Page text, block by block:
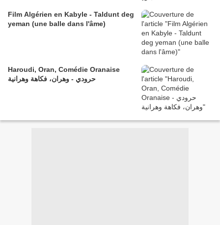
Film Algérien en Kabyle - Taldunt deg
yeman (une balle dans l'âme)
Haroudi, Oran, Comédie Oranaise
حرودي - وهران، فكاهة وهرانية